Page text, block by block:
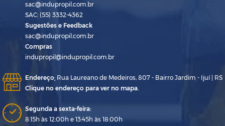
sac@indupropil.com.br
SAC: (55) 3332-4362
Sugestões e Feedback
sac@indupropil.com.br
Compras
indupropil@indupropil.com.br
Endereço: Rua Laureano de Medeiros, 807 - Bairro Jardim - Ijuí | RS
Clique no endereço para ver no mapa.
Segunda a sexta-feira:
8:15h às 12:00h e 13:45h às 18:00h